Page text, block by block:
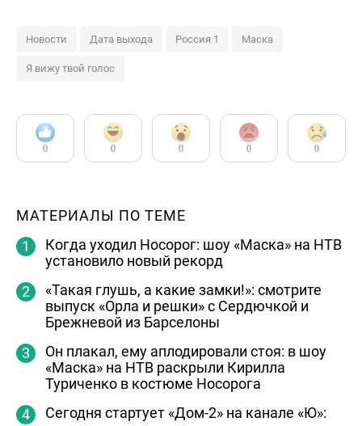
Новости Дата выхода Россия 1 Маска
Я вижу твой голос
0 0 0 0 0
МАТЕРИАЛЫ ПО ТЕМЕ
Когда уходил Носорог: шоу «Маска» на НТВ
установило новый рекорд
«Такая глушь, а какие замки!»: смотрите
выпуск «Орла и решки» с Сердючкой и
Брежневой из Барселоны
Он плакал, ему аплодировали стоя: в шоу
«Маска» на НТВ раскрыли Кирилла
Туриченко в костюме Носорога
Сегодня стартует «Дом-2» на канале «Ю»: